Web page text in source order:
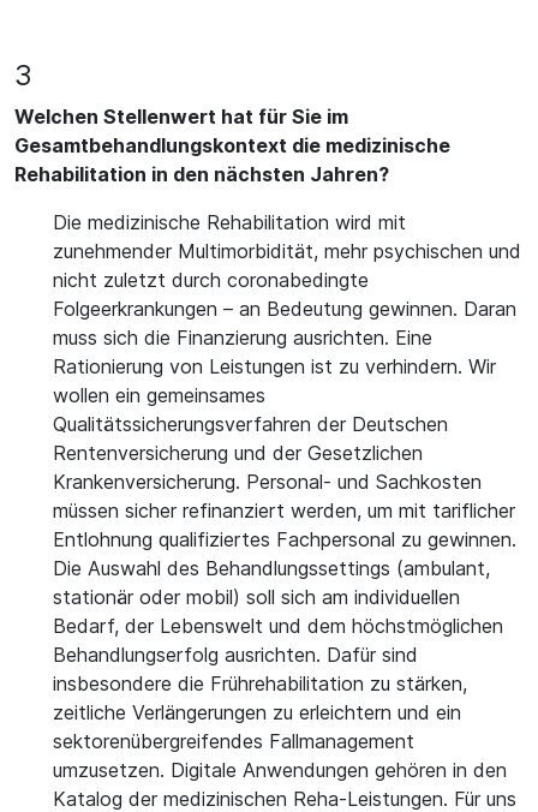
3
Welchen Stellenwert hat für Sie im
Gesamtbehandlungskontext die medizinische
Rehabilitation in den nächsten Jahren?
Die medizinische Rehabilitation wird mit
zunehmender Multimorbidität, mehr psychischen und
nicht zuletzt durch coronabedingte
Folgeerkrankungen – an Bedeutung gewinnen. Daran
muss sich die Finanzierung ausrichten. Eine
Rationierung von Leistungen ist zu verhindern. Wir
wollen ein gemeinsames
Qualitätssicherungsverfahren der Deutschen
Rentenversicherung und der Gesetzlichen
Krankenversicherung. Personal- und Sachkosten
müssen sicher refinanziert werden, um mit tariflicher
Entlohnung qualifiziertes Fachpersonal zu gewinnen.
Die Auswahl des Behandlungssettings (ambulant,
stationär oder mobil) soll sich am individuellen
Bedarf, der Lebenswelt und dem höchstmöglichen
Behandlungserfolg ausrichten. Dafür sind
insbesondere die Frührehabilitation zu stärken,
zeitliche Verlängerungen zu erleichtern und ein
sektorenübergreifendes Fallmanagement
umzusetzen. Digitale Anwendungen gehören in den
Katalog der medizinischen Reha-Leistungen. Für uns